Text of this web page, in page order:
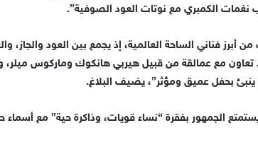
نغمات الكمبري مع نوتات العود الصوفية”.
فناني الساحة العالمية، إذ يجمع بين العود والجاز،
وقد تعاون مع عمالقة من قبيل هيربي هانكوك وماركوس
ينبئ بحفل عميق ومؤثر”، يضيف البلاغ.
الجمهور بفقرة “نساء قويات، وذاكرة حية” مع أسماء